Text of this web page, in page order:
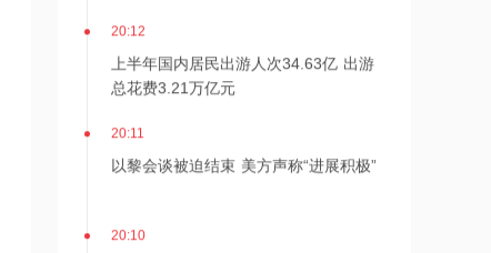
20:12
上半年国内居民出游人次34.63亿 出游
总花费3.21万亿元
20:11
以黎会谈被迫结束 美方声称“进展积极”
20:10